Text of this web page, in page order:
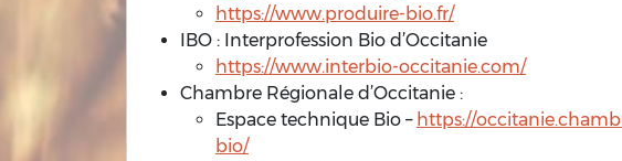
https://www.produire-bio.fr/
IBO : Interprofession Bio d’Occitanie
https://www.interbio-occitanie.com/
Chambre Régionale d’Occitanie :
Espace technique Bio – https://
bio/